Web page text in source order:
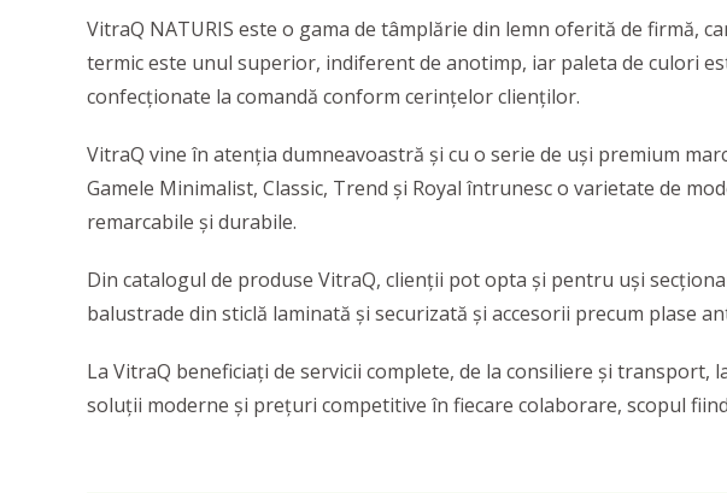
VitraQ NATURIS este o gama de tâmplărie din lemn oferită de firmă,
termic este unul superior, indiferent de anotimp, iar paleta de culori
confecționate la comandă conform cerințelor clienților.
VitraQ vine în atenția dumneavoastră și cu o serie de uși premium
Gamele Minimalist, Classic, Trend și Royal întrunesc o varietate de
remarcabile și durabile.
Din catalogul de produse VitraQ, clienții pot opta și pentru uși
balustrade din sticlă laminată și securizată și accesorii precum plase
La VitraQ beneficiați de servicii complete, de la consiliere și
soluții moderne și prețuri competitive în fiecare colaborare, scopul